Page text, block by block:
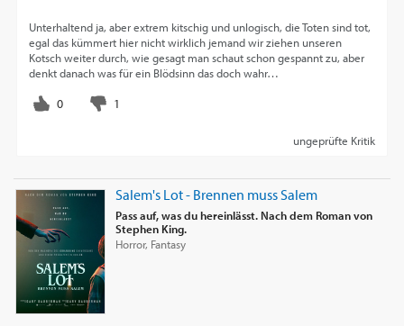
Unterhaltend ja, aber extrem kitschig und unlogisch, die Toten sind tot,
egal das kümmert hier nicht wirklich jemand wir ziehen unseren
Kotsch weiter durch, wie gesagt man schaut schon gespannt zu, aber
denkt danach was für ein Blödsinn das doch wahr…
ungeprüfte Kritik
Salem's Lot - Brennen muss Salem
Pass auf, was du hereinlässt. Nach dem Roman von
Stephen King.
Horror, Fantasy